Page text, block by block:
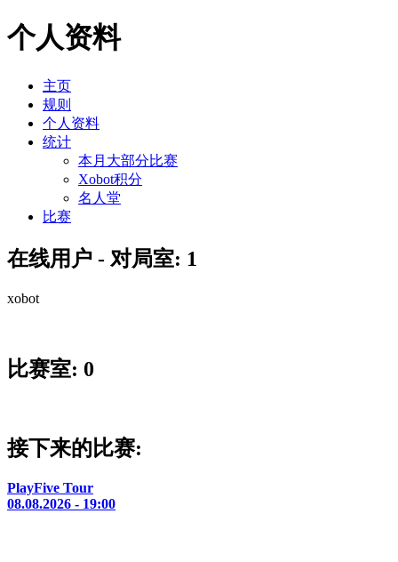
个人资料
主页
规则
个人资料
统计
本月大部分比赛
Xobot积分
名人堂
比赛
在线用户 - 对局室: 1
xobot
比赛室: 0
接下来的比赛:
PlayFive Tour
08.08.2026 - 19:00